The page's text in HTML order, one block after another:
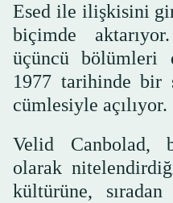
Esed ile ilişkisini
biçimde
üçüncü bölümleri
1977 tarihinde bir
cümlesiyle açılıyor.
Velid Canbolad,
olarak
kültürüne,